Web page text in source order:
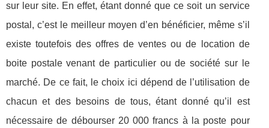
sur leur site. En effet, étant donné que ce soit un service
postal, c’est le meilleur moyen d’en bénéficier, même s’il
existe toutefois des offres de ventes ou de location de
boite postale venant de particulier ou de société sur le
marché. De ce fait, le choix ici dépend de l’utilisation de
chacun et des besoins de tous, étant donné qu’il est
nécessaire de débourser 20 000 francs à la poste pour